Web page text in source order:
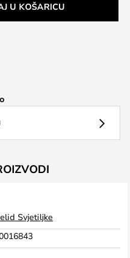
U KOŠARICU
Svjetiljke